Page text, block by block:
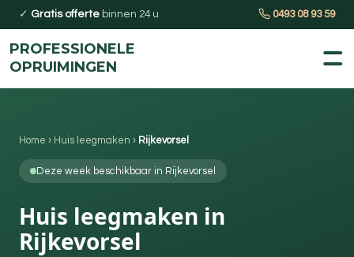
✓ Gratis offerte binnen 24 u 0493 08 93 59
PROFESSIONELE
OPRUIMINGEN
Home › Huis leegmaken › Rijkevorsel
Deze week beschikbaar in Rijkevorsel
Huis leegmaken in
Rijkevorsel